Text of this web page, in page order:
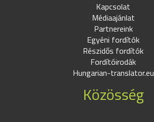
Kapcsolat
Médiaajánlat
Partnereink
Egyéni fordítók
Részidős fordítók
Fordítóirodák
Hungarian-translator.eu
Közösség